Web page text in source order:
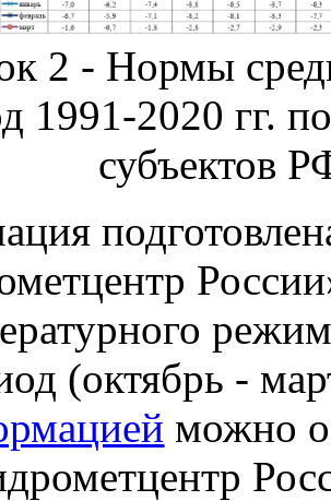
2 - Нормы
1991-2020 гг.
субъектов
(октябрь -
можно